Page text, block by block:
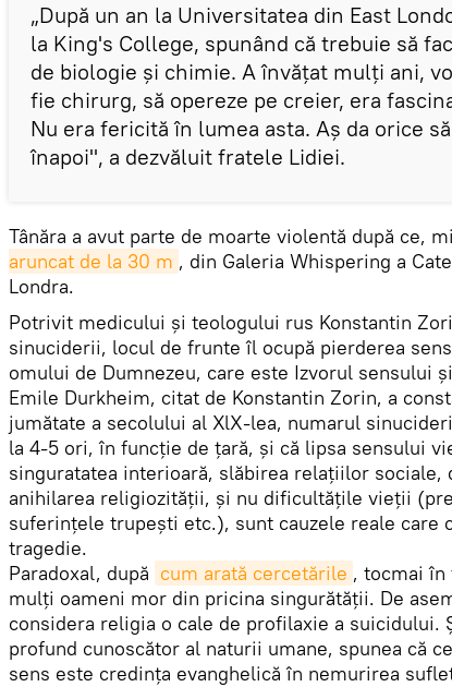
„După un an la Universitatea din East
la King's College, spunând că trebuie să
de biologie și chimie. A învățat mulți ani,
fie chirurg, să opereze pe creier, era
Nu era fericită în lumea asta. Aș da orice
înapoi", a dezvăluit fratele Lidiei.
Tânăra a avut parte de moarte violentă după ce,
aruncat de la 30 m , din Galeria Whispering a
Londra.
Potrivit medicului şi teologului rus Konstantin
sinuciderii, locul de frunte îl ocupă pierderea
omului de Dumnezeu, care este Izvorul sensului
Emile Durkheim, citat de Konstantin Zorin, a
jumătate a secolului al XlX-lea, numarul
la 4-5 ori, în funcţie de ţară, şi că lipsa sensului
singuratatea interioară, slăbirea relaţiilor sociale,
anihilarea religiozităţii, şi nu dificultăţile vieţii
suferinţele trupeşti etc.), sunt cauzele reale care
tragedie.
Paradoxal, după cum arată cercetările , tocmai în
mulţi oameni mor din pricina singurătăţii. De
considera religia o cale de profilaxie a suicidului.
profund cunoscător al naturii umane, spunea că
sens este credinţa evanghelică în nemurirea